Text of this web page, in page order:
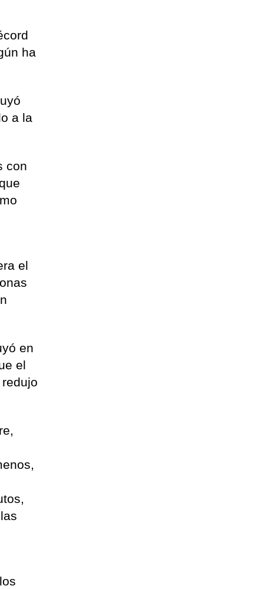
ha
a la
con
el
en
el